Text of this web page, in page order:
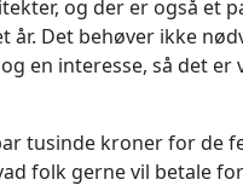
og der er også et
år. Det behøver ikke
en interesse, så det
tusinde kroner for de
folk gerne vil betale